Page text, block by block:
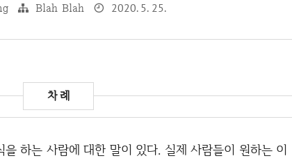
Blah Blah 2020. 5. 25.
하는 사람에 대한 말이 있다. 실제 사람들이 원하는 이